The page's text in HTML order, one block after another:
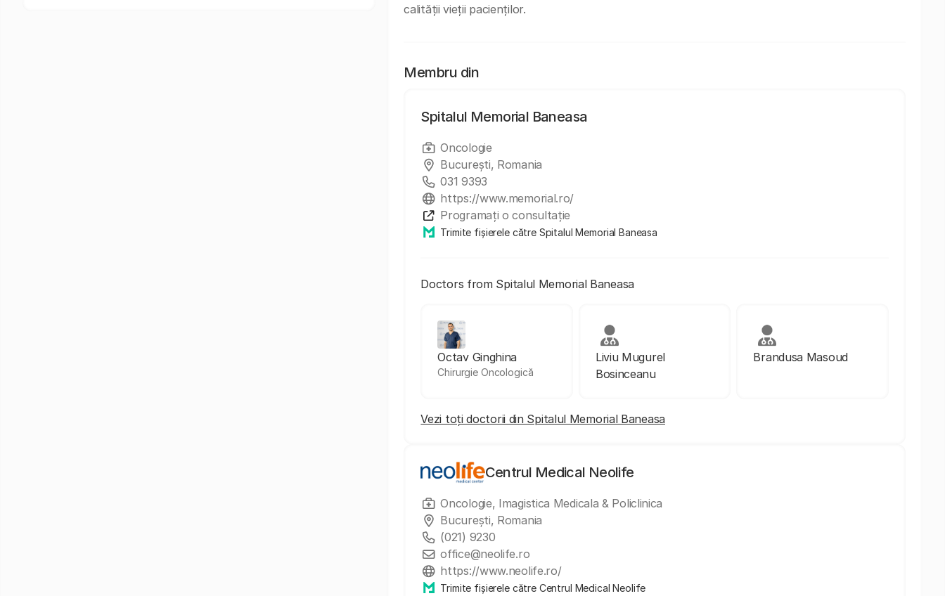
calității vieții pacienților.
Membru din
Spitalul Memorial Baneasa
Oncologie
București, Romania
031 9393
https://www.memorial.ro/
Programați o consultație
Trimite fișierele către Spitalul Memorial Baneasa
Doctors from Spitalul Memorial Baneasa
Octav Ginghina
Chirurgie Oncologică
Liviu Mugurel
Bosinceanu
Brandusa Masoud
Vezi toți doctorii din Spitalul Memorial Baneasa
Centrul Medical Neolife
Oncologie, Imagistica Medicala & Policlinica
București, Romania
(021) 9230
office@neolife.ro
https://www.neolife.ro/
Trimite fișierele către Centrul Medical Neolife